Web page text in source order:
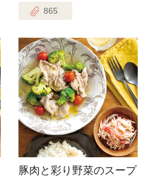
865
豚肉と彩り野菜のスープ